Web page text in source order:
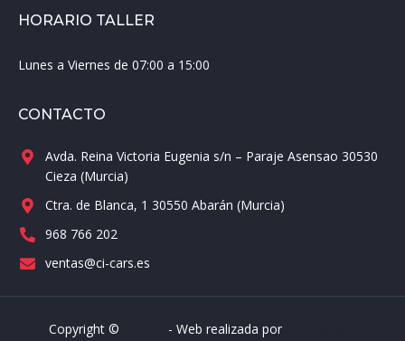
HORARIO TALLER
Lunes a Viernes de 07:00 a 15:00
CONTACTO
Avda. Reina Victoria Eugenia s/n – Paraje Asensao 30530
Cieza (Murcia)
Ctra. de Blanca, 1 30550 Abarán (Murcia)
968 766 202
ventas@ci-cars.es
Copyright © - Web realizada por